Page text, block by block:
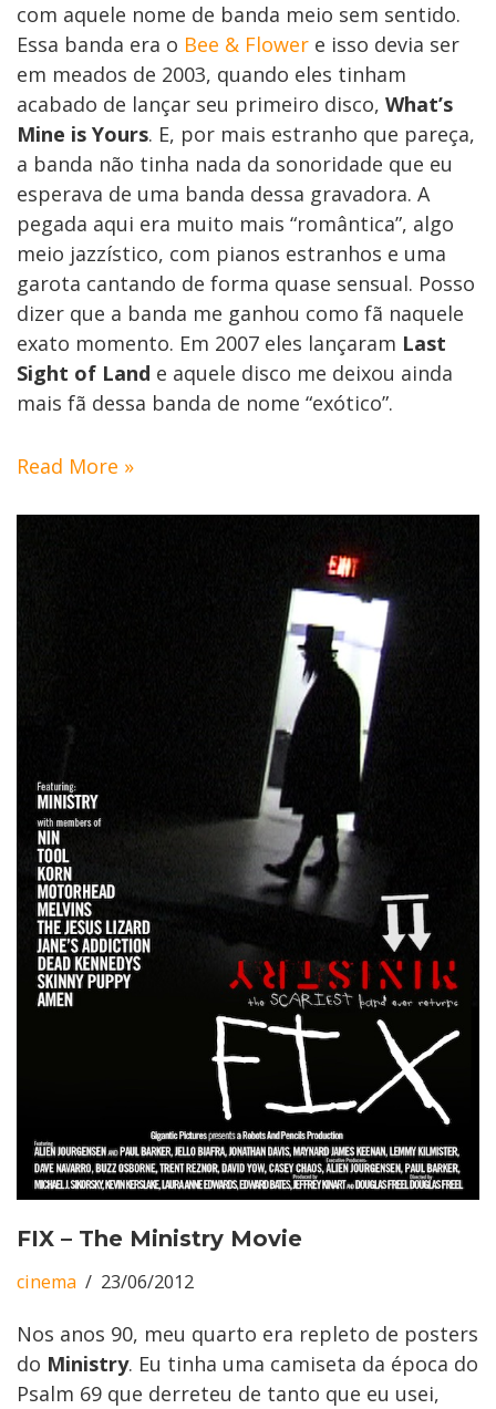
com aquele nome de banda meio sem sentido.
Essa banda era o Bee & Flower e isso devia ser
em meados de 2003, quando eles tinham
acabado de lançar seu primeiro disco, What’s
Mine is Yours. E, por mais estranho que pareça,
a banda não tinha nada da sonoridade que eu
esperava de uma banda dessa gravadora. A
pegada aqui era muito mais “romântica”, algo
meio jazzístico, com pianos estranhos e uma
garota cantando de forma quase sensual. Posso
dizer que a banda me ganhou como fã naquele
exato momento. Em 2007 eles lançaram Last
Sight of Land e aquele disco me deixou ainda
mais fã dessa banda de nome “exótico”.
Read More »
FIX – The Ministry Movie
cinema 23/06/2012
Nos anos 90, meu quarto era repleto de posters
do Ministry. Eu tinha uma camiseta da época do
Psalm 69 que derreteu de tanto que eu usei,